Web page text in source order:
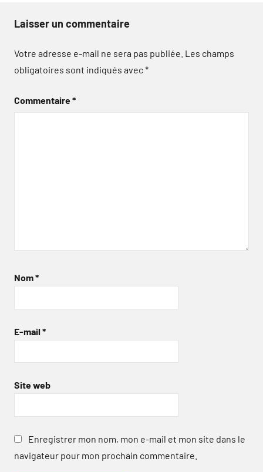
Laisser un commentaire
Votre adresse e-mail ne sera pas publiée. Les champs
obligatoires sont indiqués avec*
Commentaire*
Nom*
E-mail *
Site web
Enregistrer mon nom, mon e-mail et mon site dans le
navigateur pour mon prochain commentaire.